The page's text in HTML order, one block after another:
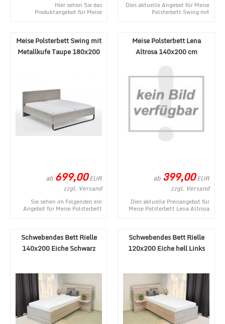
Hier sehen Sie das
Produktangebot für Meise
Dies aktuelle Angebot für Meise
Polsterbett Swing mit
Meise Polsterbett Swing mit
Metallkufe Taupe 180x200
ab 699,00EUR
zzgl. Versand
Sie sehen im Folgenden ein
Angebot für Meise Polsterbett
Meise Polsterbett Lena
Altrosa 140x200 cm
ab 399,00EUR
zzgl. Versand
Dies aktuelle Preisangebot für
Meise Polsterbett Lena Altrosa
Schwebendes Bett Rielle
140x200 Eiche Schwarz
Schwebendes Bett Rielle
120x200 Eiche hell Links